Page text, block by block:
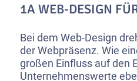
1A WEB-DESIGN
Bei dem Web-Design
der Webpräsenz. Wie
großen Einfluss auf den
Unternehmenswerte